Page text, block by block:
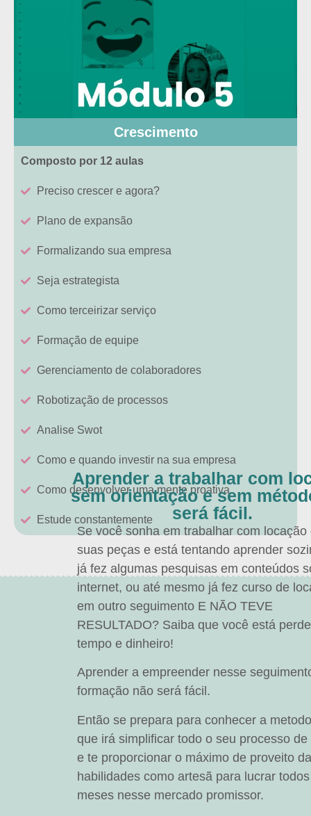
Crescimento
Composto por 12 aulas
Preciso crescer e agora?
Plano de expansão
Formalizando sua empresa
Seja estrategista
Como terceirizar serviço
Formação de equipe
Gerenciamento de colaboradores
Robotização de processos
Analise Swot
Como e quando investir na sua empresa
Como desenvolver uma mente proativa
Estude constantemente
Aprender a trabalhar com
sem orientação e sem
será fácil.
Se você sonha em trabalhar com locação
suas peças e está tentando aprender
já fez algumas pesquisas em conteúdos
internet, ou até mesmo já fez curso de
em outro seguimento E NÃO TEVE
RESULTADO? Saiba que você está
tempo e dinheiro!
Aprender a empreender nesse
formação não será fácil.
Então se prepara para conhecer a
que irá simplificar todo o seu processo de
e te proporcionar o máximo de proveito
habilidades como artesã para lucrar
meses nesse mercado promissor.